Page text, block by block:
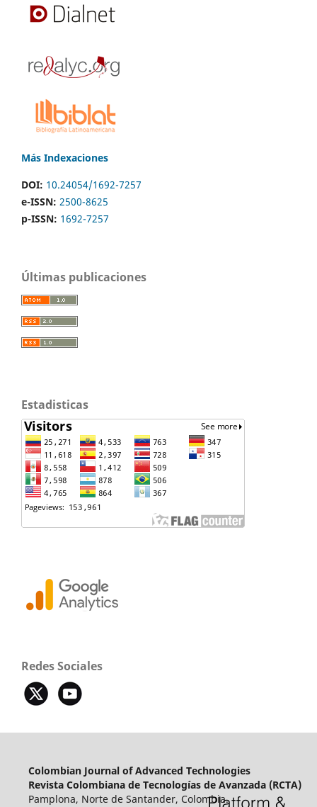
Más Indexaciones
DOI: 10.24054/1692-7257
e-ISSN: 2500-8625
p-ISSN: 1692-7257
Últimas publicaciones
Estadisticas
Redes Sociales
Colombian Journal of Advanced Technologies
Revista Colombiana de Tecnologías de Avanzada (RCTA)
Pamplona, Norte de Santander, Colombia.